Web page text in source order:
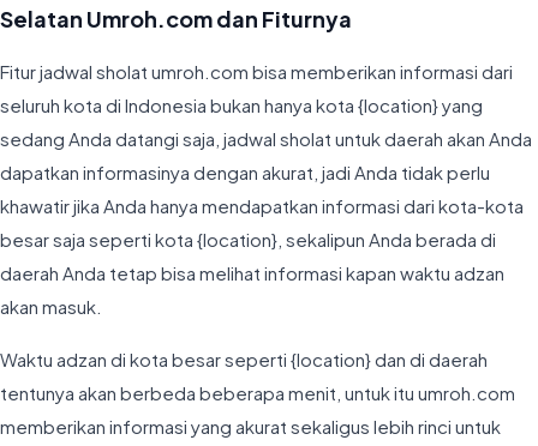
Selatan Umroh.com dan Fiturnya
Fitur jadwal sholat umroh.com bisa memberikan informasi dari
seluruh kota di Indonesia bukan hanya kota {location} yang
sedang Anda datangi saja, jadwal sholat untuk daerah akan Anda
dapatkan informasinya dengan akurat, jadi Anda tidak perlu
khawatir jika Anda hanya mendapatkan informasi dari kota-kota
besar saja seperti kota {location}, sekalipun Anda berada di
daerah Anda tetap bisa melihat informasi kapan waktu adzan
akan masuk.
Waktu adzan di kota besar seperti {location} dan di daerah
tentunya akan berbeda beberapa menit, untuk itu umroh.com
memberikan informasi yang akurat sekaligus lebih rinci untuk